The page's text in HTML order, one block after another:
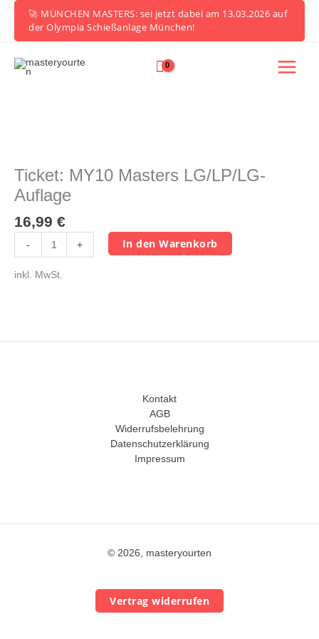
springen
🚀 MÜNCHEN MASTERS: sei jetzt dabei am 13.03.2026 auf
der Olympia Schießanlage München!
Ticket: MY10 Masters LG/LP/LG-
Auflage
16,99 €
-
Masters
LG/LP/LG-
Auflage
+ In den Warenkorb
inkl. MwSt.
Kontakt
AGB
Widerrufsbelehrung
Datenschutzerklärung
Impressum
© 2026, masteryourten
Vertrag widerrufen